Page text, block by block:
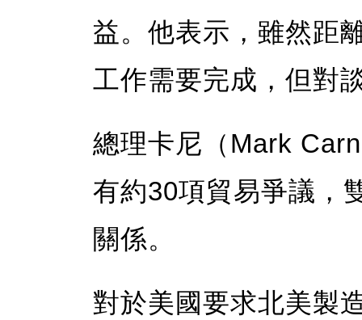
益。他表示，雖然距
工作需要完成，但對
總理卡尼（Mark
有約30項貿易爭議，
關係。
對於美國要求北美製